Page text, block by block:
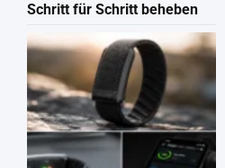
Schritt für Schritt beheben